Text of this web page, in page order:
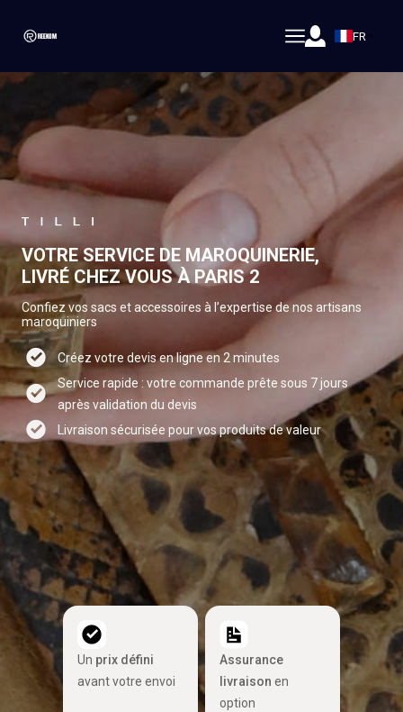
FR
VOTRE SERVICE DE MAROQUINERIE,
LIVRÉ CHEZ VOUS À PARIS 2
Confiez vos sacs et accessoires à l’expertise de nos artisans
maroquiniers
Créez votre devis en ligne en 2 minutes
Service rapide : votre commande prête sous 7 jours
après validation du devis
Livraison sécurisée pour vos produits de valeur
Un prix défini
avant votre envoi
Assurance
livraison en
option